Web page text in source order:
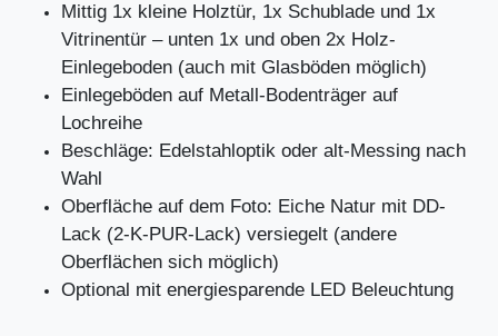
Mittig 1x kleine Holztür, 1x Schublade und 1x
Vitrinentür – unten 1x und oben 2x Holz-
Einlegeboden (auch mit Glasböden möglich)
Einlegeböden auf Metall-Bodenträger auf
Lochreihe
Beschläge: Edelstahloptik oder alt-Messing nach
Wahl
Oberfläche auf dem Foto: Eiche Natur mit DD-
Lack (2-K-PUR-Lack) versiegelt (andere
Oberflächen sich möglich)
Optional mit energiesparende LED Beleuchtung